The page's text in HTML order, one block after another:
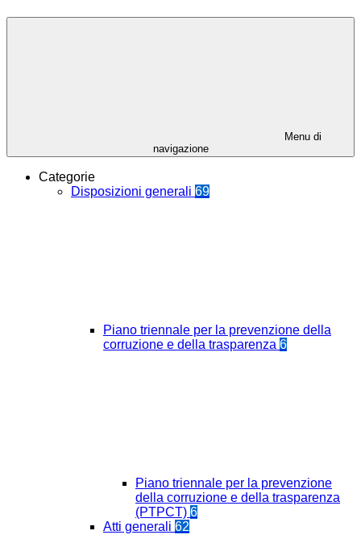
Menu di
navigazione
Categorie
Disposizioni generali 69
Piano triennale per la prevenzione della
corruzione e della trasparenza 6
Piano triennale per la prevenzione
della corruzione e della trasparenza
(PTPCT) 6
Atti generali 62